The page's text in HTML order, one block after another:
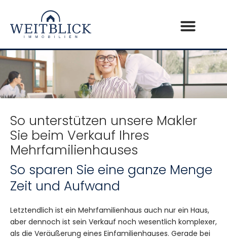
So unterstützen unsere Makler
Sie beim Verkauf Ihres
Mehrfamilienhauses
So sparen Sie eine ganze Menge
Zeit und Aufwand
Letztendlich ist ein Mehrfamilienhaus auch nur ein Haus,
aber dennoch ist sein Verkauf noch wesentlich komplexer,
als die Veräußerung eines Einfamilienhauses. Gerade bei